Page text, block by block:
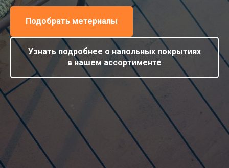
Подобрать метериалы
Узнать подробнее о напольных покрытиях
в нашем ассортименте